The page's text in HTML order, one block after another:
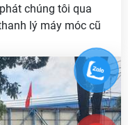
chúng tôi qua
lý máy móc cũ